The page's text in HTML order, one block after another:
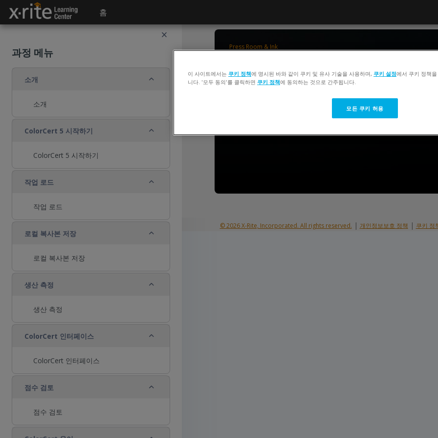
메인 콘텐츠로 건너뛰기
홈
과정 메뉴
소개 축소
소개
ColorCert 5 시작하기 축소
ColorCert 5 시작하기
작업 로드 축소
작업 로드
로컬 복사본 저장 축소
로컬 복사본 저장
생산 측정 축소
생산 측정
ColorCert 인터페이스 축소
ColorCert 인터페이스
점수 검토 축소
점수 검토
Press Room & Ink
© 2026 X-Rite, Incorporated. All rights reserved. | 개인정보보호 정책 | 쿠키 정
이 사이트에서는 쿠키 정책에 명시된 바와 같이 쿠키 및 유사 기술을 사용하며, 쿠키 설정에서 쿠키 정책
니다. '모두 동의'를 클릭하면 쿠키 정책에 동의하는 것으로 간주됩니다.
모든 쿠키 허용